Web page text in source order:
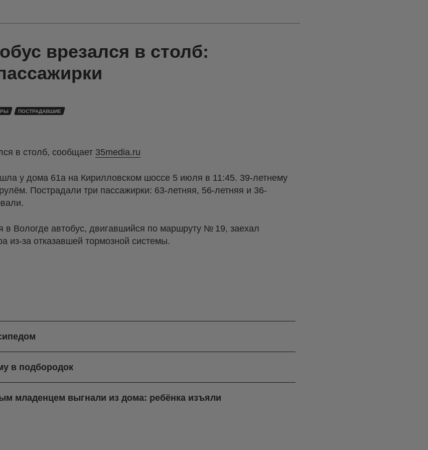
врезался в столб:
ПОСТРАДАВШИЕ
в столб, сообщает 35media.ru
у дома 61а на Кирилловском шоссе 5 июля в 11:45. 39-летнему
Пострадали три пассажирки: 63-летняя, 56-летняя и 36-
в Вологде автобус, двигавшийся по маршруту № 19, заехал
из-за отказавшей тормозной системы.
в подбородок
младенцем выгнали из дома: ребёнка изъяли